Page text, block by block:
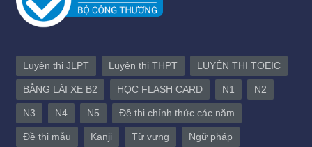
Luyện thi JLPT Luyện thi THPT LUYỆN THI TOEIC
BẰNG LÁI XE B2 HỌC FLASH CARD N1 N2
N3 N4 N5 Đề thi chính thức các năm
Đề thi mẫu Kanji Từ vựng Ngữ pháp